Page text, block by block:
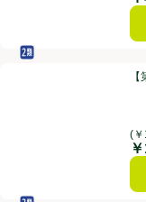
【第2類医薬品】◆ロキ
セルフメディケーション
第2類医薬品
(